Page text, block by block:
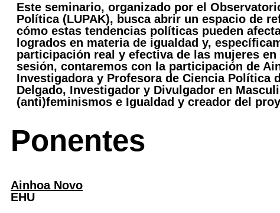
Este seminario, organizado por el
Política (LUPAK), busca abrir un espacio de
cómo estas tendencias políticas pueden
logrados en materia de igualdad y,
participación real y efectiva de las mujeres
sesión, contaremos con la participación de
Investigadora y Profesora de Ciencia Política
Delgado, Investigador y Divulgador en
(anti)feminismos e Igualdad y creador del
Ponentes
Ainhoa Novo
EHU